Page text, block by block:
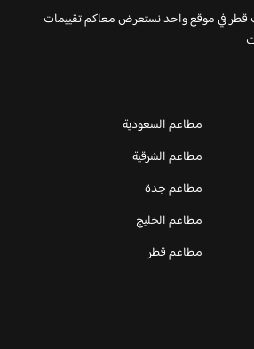
في موقع واحد نستعرض معاكم تقييمات
مطاعم السعودية
مطاعم الشرقية
مطاعم جدة
مطاعم الخليج
مطاعم قطر